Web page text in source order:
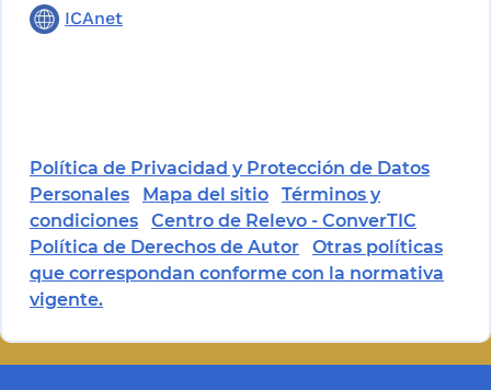
ICAnet
Política de Privacidad y Protección de Datos
Personales
Mapa del sitio
Términos y
condiciones
Centro de Relevo - ConverTIC
Política de Derechos de Autor
Otras políticas
que correspondan conforme con la normativa
vigente.